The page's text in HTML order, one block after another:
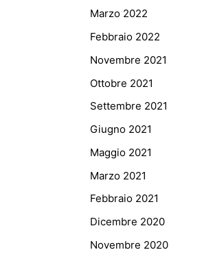
Marzo 2022
Febbraio 2022
Novembre 2021
Ottobre 2021
Settembre 2021
Giugno 2021
Maggio 2021
Marzo 2021
Febbraio 2021
Dicembre 2020
Novembre 2020